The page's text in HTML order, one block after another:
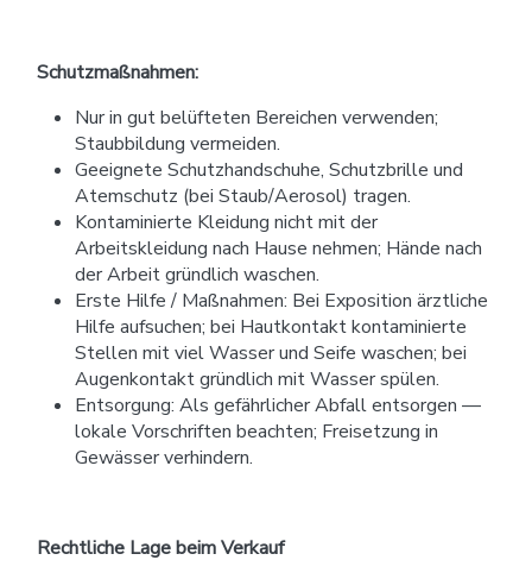
Schutzmaßnahmen:
Nur in gut belüfteten Bereichen verwenden;
Staubbildung vermeiden.
Geeignete Schutzhandschuhe, Schutzbrille und
Atemschutz (bei Staub/Aerosol) tragen.
Kontaminierte Kleidung nicht mit der
Arbeitskleidung nach Hause nehmen; Hände nach
der Arbeit gründlich waschen.
Erste Hilfe / Maßnahmen: Bei Exposition ärztliche
Hilfe aufsuchen; bei Hautkontakt kontaminierte
Stellen mit viel Wasser und Seife waschen; bei
Augenkontakt gründlich mit Wasser spülen.
Entsorgung: Als gefährlicher Abfall entsorgen —
lokale Vorschriften beachten; Freisetzung in
Gewässer verhindern.
Rechtliche Lage beim Verkauf